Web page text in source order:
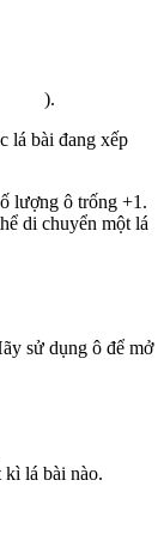
).
lá bài đang xếp
lượng ô trống +1.
di chuyển một lá
sử dụng ô để mở
kì lá bài nào.